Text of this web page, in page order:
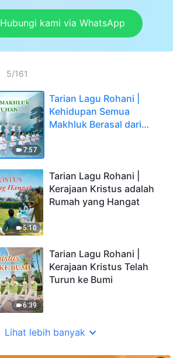
Hubungi kami via WhatsApp
5/161
7:57
Tarian Lagu Rohani |
Kehidupan Semua
Makhluk Berasal dari
5:10
Tarian Lagu Rohani |
Kerajaan Kristus adalah
Rumah yang Hangat
6:39
Tarian Lagu Rohani |
Kerajaan Kristus Telah
Turun ke Bumi
Lihat lebih banyak